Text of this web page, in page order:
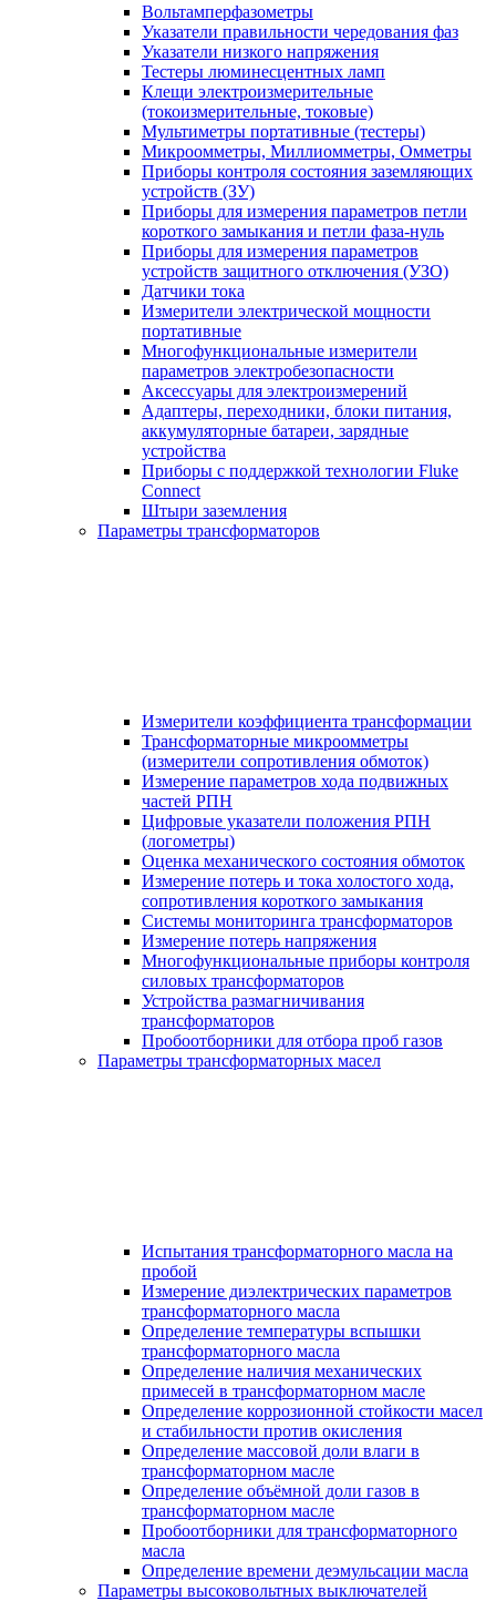
Вольтамперфазометры
Указатели правильности чередования фаз
Указатели низкого напряжения
Тестеры люминесцентных ламп
Клещи электроизмерительные
(токоизмерительные, токовые)
Мультиметры портативные (тестеры)
Микроомметры, Миллиомметры, Омметры
Приборы контроля состояния заземляющих
устройств (ЗУ)
Приборы для измерения параметров петли
короткого замыкания и петли фаза-нуль
Приборы для измерения параметров
устройств защитного отключения (УЗО)
Датчики тока
Измерители электрической мощности
портативные
Многофункциональные измерители
параметров электробезопасности
Аксессуары для электроизмерений
Адаптеры, переходники, блоки питания,
аккумуляторные батареи, зарядные
устройства
Приборы с поддержкой технологии Fluke
Connect
Штыри заземления
Параметры трансформаторов
Измерители коэффициента трансформации
Трансформаторные микроомметры
(измерители сопротивления обмоток)
Измерение параметров хода подвижных
частей РПН
Цифровые указатели положения РПН
(логометры)
Оценка механического состояния обмоток
Измерение потерь и тока холостого хода,
сопротивления короткого замыкания
Системы мониторинга трансформаторов
Измерение потерь напряжения
Многофункциональные приборы контроля
силовых трансформаторов
Устройства размагничивания
трансформаторов
Пробоотборники для отбора проб газов
Параметры трансформаторных масел
Испытания трансформаторного масла на
пробой
Измерение диэлектрических параметров
трансформаторного масла
Определение температуры вспышки
трансформаторного масла
Определение наличия механических
примесей в трансформаторном масле
Определение коррозионной стойкости масел
и стабильности против окисления
Определение массовой доли влаги в
трансформаторном масле
Определение объёмной доли газов в
трансформаторном масле
Пробоотборники для трансформаторного
масла
Определение времени деэмульсации масла
Параметры высоковольтных выключателей